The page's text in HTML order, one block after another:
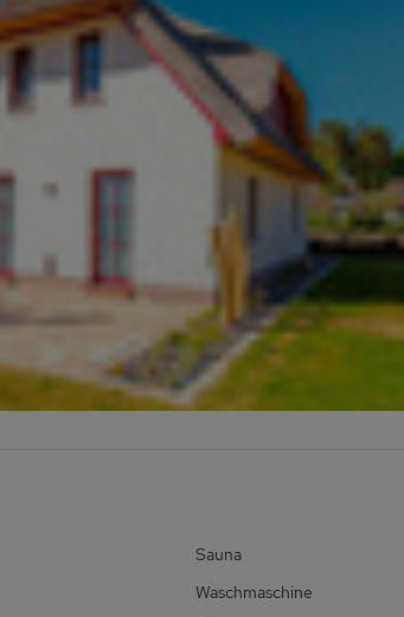
Sauna
Waschmaschine